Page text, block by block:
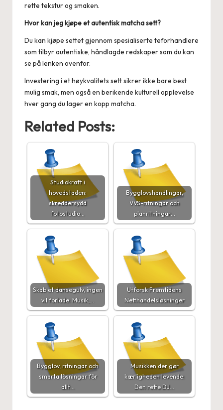
rette tekstur og smaken.
Hvor kan jeg kjøpe et autentisk matcha sett?
Du kan kjøpe settet gjennom spesialiserte teforhandlere
som tilbyr autentiske, håndlagde redskaper som du kan
se på lenken ovenfor.
Investering i et høykvalitets sett sikrer ikke bare best
mulig smak, men også en berikende kulturell opplevelse
hver gang du lager en kopp matcha.
Related Posts:
Studiokraft i
hovedstaden:
skreddersydd
fotostudio…
Bygglovshandlingar,
VVS-ritningar och
planritningar…
Skab et dansegulv, ingen
vil forlade: Musik,…
Utforsk Fremtidens
Netthandelsløsninger
Bygglov, ritningar och
smarta lösningar för
allt…
Musikken der gør
kærligheden levende:
Den rette DJ…